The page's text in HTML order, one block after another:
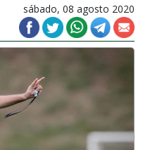
sábado, 08 agosto 2020